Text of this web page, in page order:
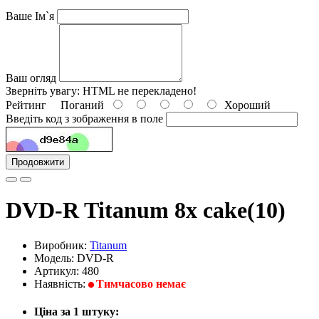
Ваше Ім`я
Ваш огляд
Зверніть увагу: HTML не перекладено!
Рейтинг Поганий
Хороший
Введіть код з зображення в поле
Продовжити
DVD-R Titanum 8x cake(10)
Виробник: Titanum
Модель: DVD-R
Артикул: 480
Наявність:
Тимчасово немає
Ціна за 1 штуку: